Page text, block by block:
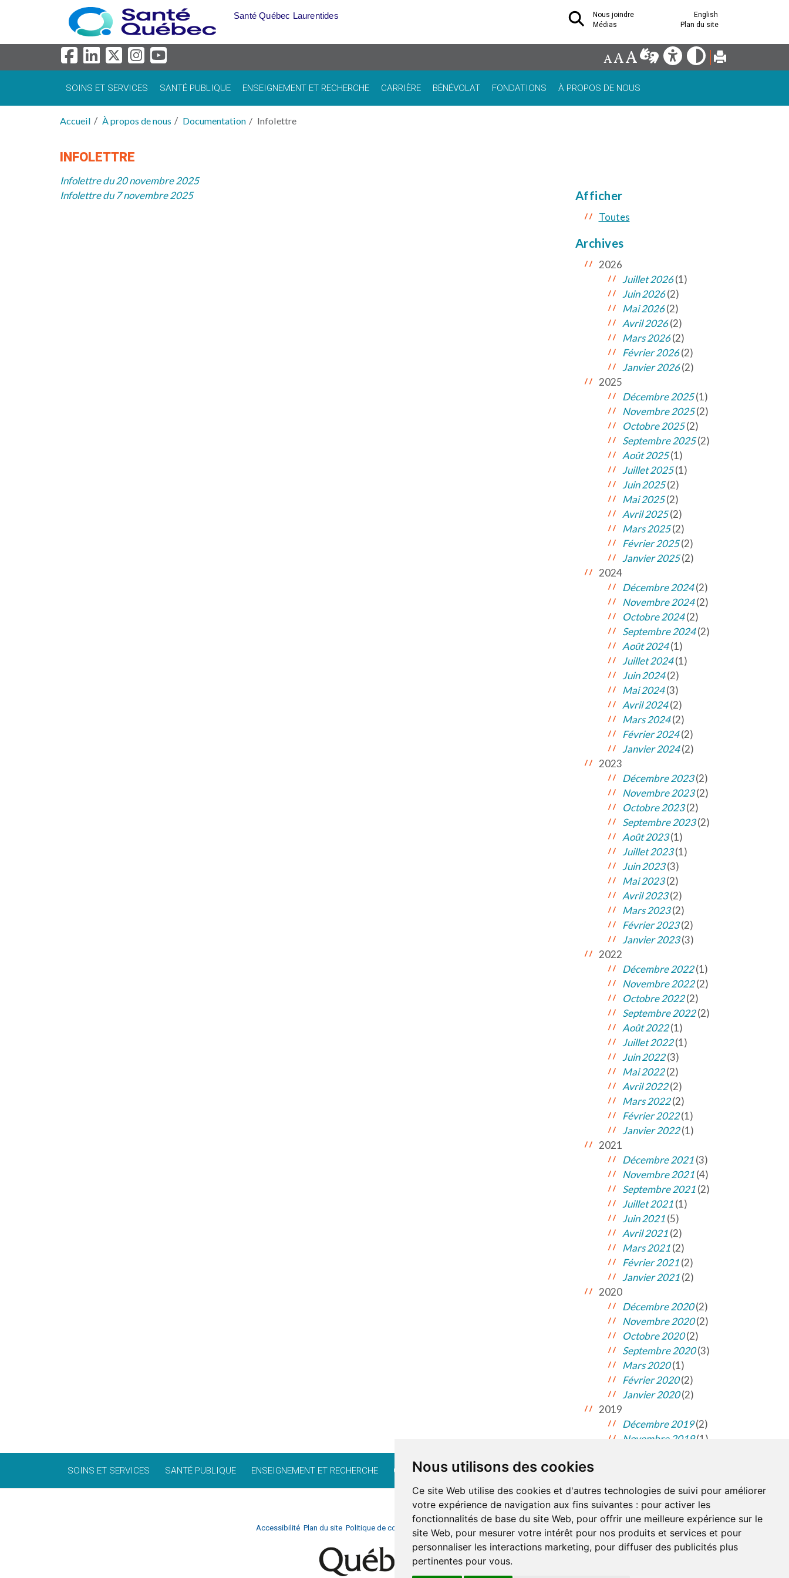
Nous utilisons des cookies
Ce site Web utilise des cookies et d'autres technologies de suivi pour améliorer
votre expérience de navigation aux fins suivantes : pour activer les
fonctionnalités de base du site Web, pour offrir une meilleure expérience sur le
site Web, pour mesurer votre intérêt pour nos produits et services et pour
personnaliser les interactions marketing, pour diffuser des publicités plus
pertinentes pour vous.
Aller au menu principal
Nous joindre
English
Médias
Plan du site
Santé Québec Laurentides
SOINS ET SERVICES SANTÉ PUBLIQUE ENSEIGNEMENT ET RECHERCHE CARRIÈRE BÉNÉVOLAT FONDATIONS À PROPOS DE NOUS
Accueil À propos de nous Documentation Infolettre
INFOLETTRE
Infolettre du 20 novembre 2025
Infolettre du 7 novembre 2025
Afficher
Toutes
Archives
2026
Juillet 2026(1)
Juin 2026(2)
Mai 2026(2)
Avril 2026(2)
Mars 2026(2)
Février 2026(2)
Janvier 2026(2)
2025
Décembre 2025(1)
Novembre 2025(2)
Octobre 2025(2)
Septembre 2025(2)
Août 2025(1)
Juillet 2025(1)
Juin 2025(2)
Mai 2025(2)
Avril 2025(2)
Mars 2025(2)
Février 2025(2)
Janvier 2025(2)
2024
Décembre 2024(2)
Novembre 2024(2)
Octobre 2024(2)
Septembre 2024(2)
Août 2024(1)
Juillet 2024(1)
Juin 2024(2)
Mai 2024(3)
Avril 2024(2)
Mars 2024(2)
Février 2024(2)
Janvier 2024(2)
2023
Décembre 2023(2)
Novembre 2023(2)
Octobre 2023(2)
Septembre 2023(2)
Août 2023(1)
Juillet 2023(1)
Juin 2023(3)
Mai 2023(2)
Avril 2023(2)
Mars 2023(2)
Février 2023(2)
Janvier 2023(3)
2022
Décembre 2022(1)
Novembre 2022(2)
Octobre 2022(2)
Septembre 2022(2)
Août 2022(1)
Juillet 2022(1)
Juin 2022(3)
Mai 2022(2)
Avril 2022(2)
Mars 2022(2)
Février 2022(1)
Janvier 2022(1)
2021
Décembre 2021(3)
Novembre 2021(4)
Septembre 2021(2)
Juillet 2021(1)
Juin 2021(5)
Avril 2021(2)
Mars 2021(2)
Février 2021(2)
Janvier 2021(2)
2020
Décembre 2020(2)
Novembre 2020(2)
Octobre 2020(2)
Septembre 2020(3)
Mars 2020(1)
Février 2020(2)
Janvier 2020(2)
2019
Décembre 2019(2)
Novembre 2019(1)
SOINS ET SERVICES SANTÉ PUBLIQUE ENSEIGNEMENT ET RECHERCHE CARRIÈRE BÉNÉVOLAT FONDATIONS À PROPOS DE NOUS
Accessibilité Plan du site Politique de confidentialité Documentation Réalisation du site